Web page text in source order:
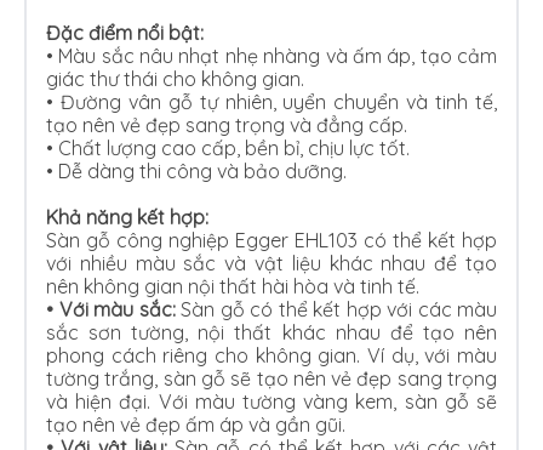
Đặc điểm nổi bật:
• Màu sắc nâu nhạt nhẹ nhàng và ấm áp, tạo cảm
giác thư thái cho không gian.
• Đường vân gỗ tự nhiên, uyển chuyển và tinh tế,
tạo nên vẻ đẹp sang trọng và đẳng cấp.
• Chất lượng cao cấp, bền bỉ, chịu lực tốt.
• Dễ dàng thi công và bảo dưỡng.
Khả năng kết hợp:
Sàn gỗ công nghiệp Egger EHL103 có thể kết hợp
với nhiều màu sắc và vật liệu khác nhau để tạo
nên không gian nội thất hài hòa và tinh tế.
• Với màu sắc: Sàn gỗ có thể kết hợp với các màu
sắc sơn tường, nội thất khác nhau để tạo nên
phong cách riêng cho không gian. Ví dụ, với màu
tường trắng, sàn gỗ sẽ tạo nên vẻ đẹp sang trọng
và hiện đại. Với màu tường vàng kem, sàn gỗ sẽ
tạo nên vẻ đẹp ấm áp và gần gũi.